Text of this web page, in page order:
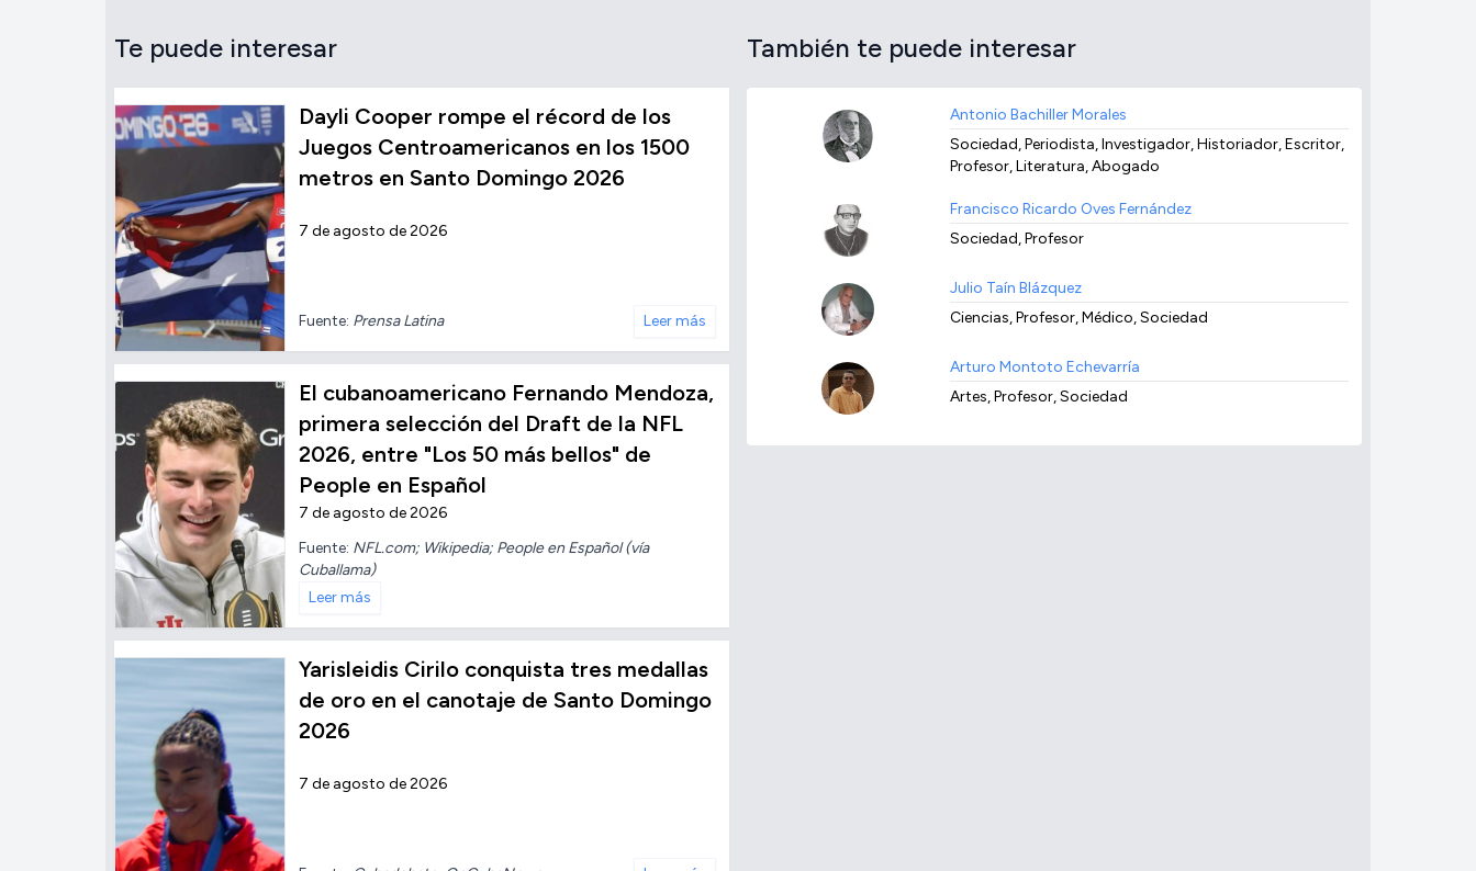
Te puede interesar
Dayli Cooper rompe el récord de los
Juegos Centroamericanos en los 1500
metros en Santo Domingo 2026
7 de agosto de 2026
Fuente: Prensa Latina Leer más
El cubanoamericano Fernando Mendoza,
primera selección del Draft de la NFL
2026, entre "Los 50 más bellos" de
People en Español
7 de agosto de 2026
Fuente: NFL.com; Wikipedia; People en Español (vía
Cuballama)
Leer más
Yarisleidis Cirilo conquista tres medallas
de oro en el canotaje de Santo Domingo
2026
7 de agosto de 2026
También te puede interesar
Antonio Bachiller Morales
Sociedad, Periodista, Investigador, Historiador, Escritor,
Profesor, Literatura, Abogado
Francisco Ricardo Oves Fernández
Sociedad, Profesor
Julio Taín Blázquez
Ciencias, Profesor, Médico, Sociedad
Arturo Montoto Echevarría
Artes, Profesor, Sociedad